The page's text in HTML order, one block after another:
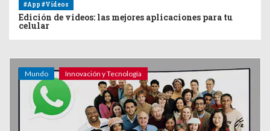
#App #Videos
Edición de videos: las mejores aplicaciones para tu
celular
Mundo Innovación y Tecnología